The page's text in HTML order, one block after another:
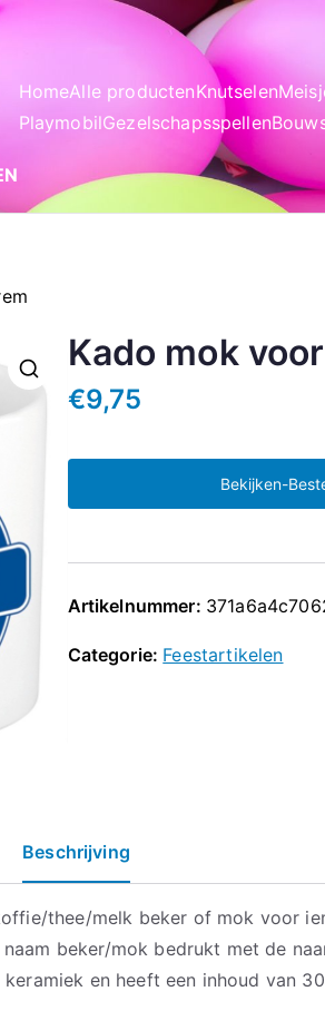
HomeAlle productenKnutselen
PlaymobilGezelschapsspellen
🔍
Kado mok
€9,75
Bekijken-
Artikelnummer:
Categorie: Feestartikelen
Beschrijving
thee/melk beker of mok voor
beker/mok bedrukt met de
en heeft een inhoud van